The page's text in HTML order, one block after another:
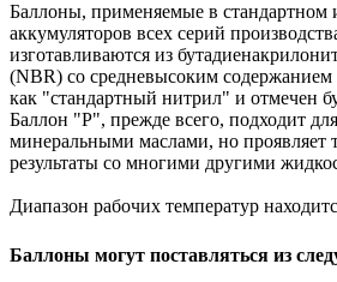
Баллоны, применяемые в стандартном
аккумуляторов всех серий
изготавливаются из
(NBR) со средневысоким
как "стандартный нитрил" и отмечен
Баллон "P", прежде всего, подходит
минеральными маслами, но проявляет
результаты со многими другими
Диапазон рабочих температур
Баллоны могут поставляться из